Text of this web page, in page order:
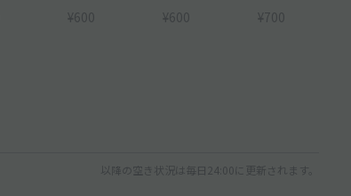
¥600 ¥600 ¥700
以降の空き状況は毎日24:00に更新されます。